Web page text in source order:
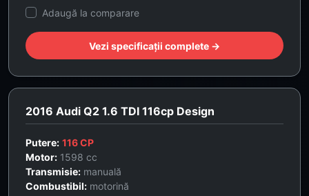
Adaugă la comparare
Vezi specificații complete →
2016 Audi Q2 1.6 TDI 116cp Design
Putere: 116 CP
Motor: 1598 cc
Transmisie: manuală
Combustibil: motorină